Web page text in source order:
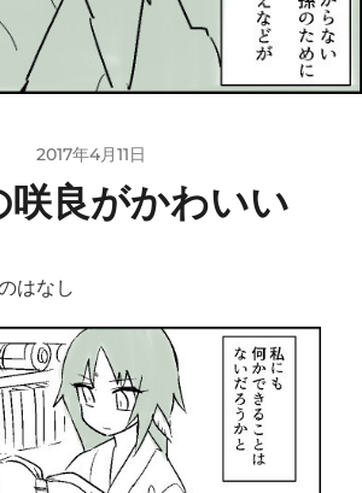
2017年4月11日
咲良がかわいい
はなし